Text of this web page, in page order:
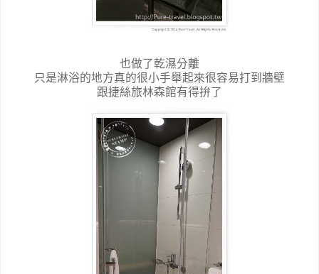
也做了乾濕分離
只是淋浴的地方真的很小手舉起來很容易打到牆壁
跟捷絲旅林森館有得拚了